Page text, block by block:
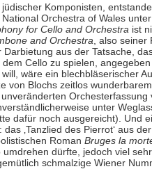
Komponisten,
Orchestra of Wales
for Cello and Orchestra ist
and Orchestra , also
Darbietung aus der Tatsache,
Cello zu spielen,
wäre ein blechbläserischer
von Blochs zeitlos wunderbarem
unter
dafür noch ausgereicht). Und
das ‚Tanzlied des Pierrot‘ aus
Roman Bruges la
umdrehen dürfte, jedoch viel
schmalzige Wiener